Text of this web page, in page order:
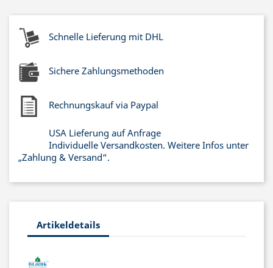
Schnelle Lieferung mit DHL
Sichere Zahlungsmethoden
Rechnungskauf via Paypal
USA Lieferung auf Anfrage
Individuelle Versandkosten. Weitere Infos unter
„Zahlung & Versand“.
Artikeldetails